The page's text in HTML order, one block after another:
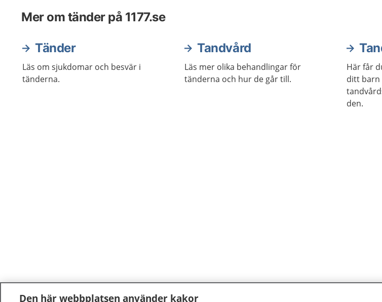
Mer om tänder på 1177.se
Tänder
Läs om sjukdomar och besvär i
tänderna.
Tandvård
Läs mer olika behandlingar för
tänderna och hur de går till.
Här får
ditt barn
den.
Den här webbplatsen använder kakor